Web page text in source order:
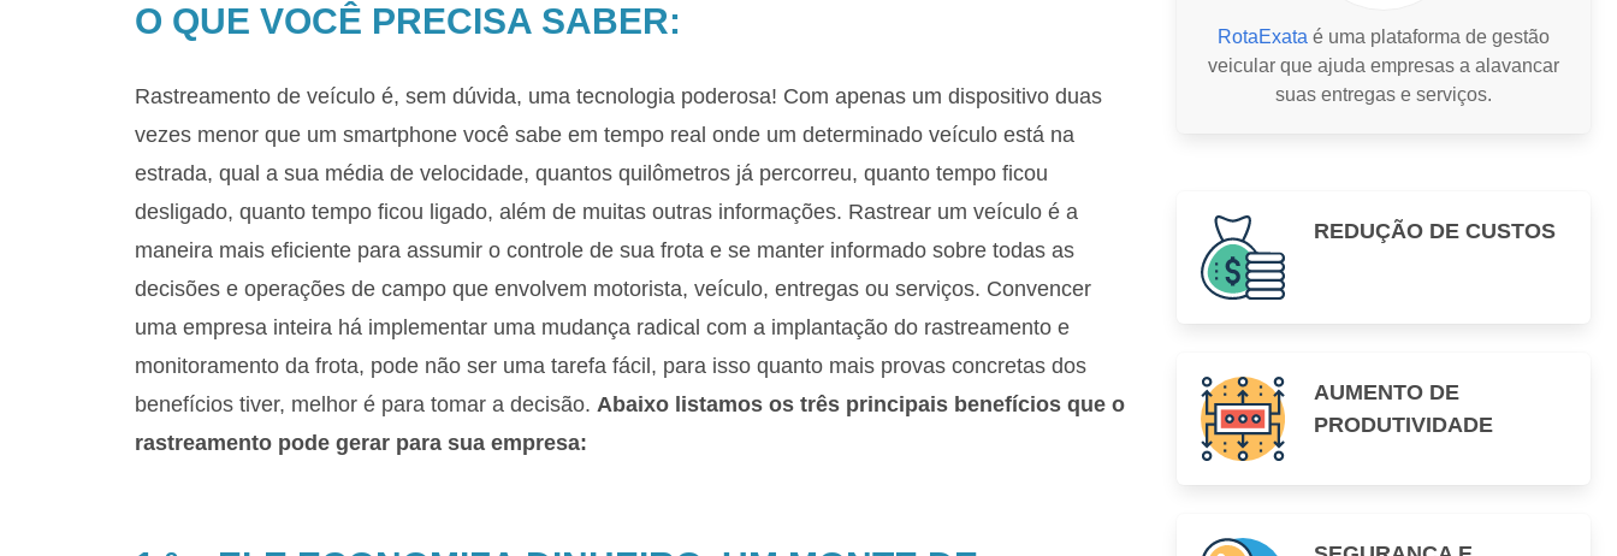
O QUE VOCÊ PRECISA SABER:
Rastreamento de veículo é, sem dúvida, uma tecnologia poderosa! Com apenas um dispositivo duas
vezes menor que um smartphone você sabe em tempo real onde um determinado veículo está na
estrada, qual a sua média de velocidade, quantos quilômetros já percorreu, quanto tempo ficou
desligado, quanto tempo ficou ligado, além de muitas outras informações. Rastrear um veículo é a
maneira mais eficiente para assumir o controle de sua frota e se manter informado sobre todas as
decisões e operações de campo que envolvem motorista, veículo, entregas ou serviços. Convencer
uma empresa inteira há implementar uma mudança radical com a implantação do rastreamento e
monitoramento da frota, pode não ser uma tarefa fácil, para isso quanto mais provas concretas dos
benefícios tiver, melhor é para tomar a decisão. Abaixo listamos os três principais benefícios que o
rastreamento pode gerar para sua empresa:
RotaExata é uma plataforma de gestão
veicular que ajuda empresas a alavancar
suas entregas e serviços.
REDUÇÃO DE CUSTOS
AUMENTO DE
PRODUTIVIDADE